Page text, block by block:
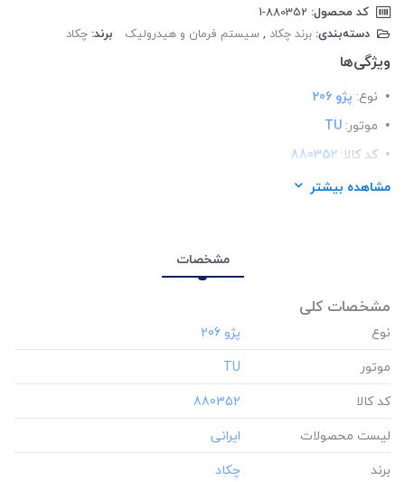
کد محصول:
دسته‌بندی: برند چکاد ,سیستم فرمان و هیدرولیک برند: چکاد
ویژگی‌ها
نوع: پژو 206
موتور: TU
کد کالا: 880352
لیست محصولات:
مشاهده بیشتر
مشخصات
مشخصات کلی
نوع
موتور
‎TU
کد کالا
‎880352
لیست محصولات
برند